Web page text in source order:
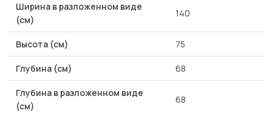
Ширина в разложенном виде
(см)
140
Высота (см) 75
Глубина (см) 68
Глубина в разложенном виде
(см)
68